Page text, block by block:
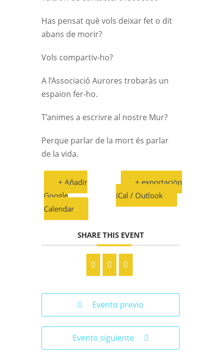
Has pensat què vols deixar fet o dit
abans de morir?
Vols compartiv-ho?
A l’Associació Aurores trobaràs un
espaion fer-ho.
T’animes a escrivre al nostre Mur?
Perque parlar de la mort és parlar
de la vida.
+ Añadir
Google
Calendar
+ exportación
iCal / Outlook
SHARE THIS EVENT
Evento previo
Evento siguiente